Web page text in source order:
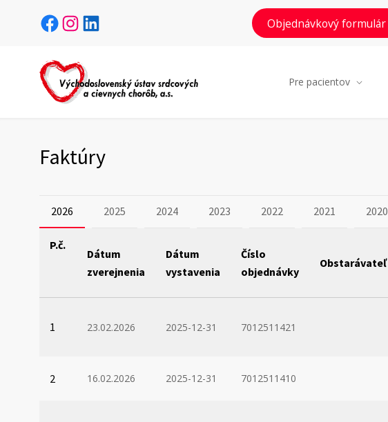
Facebook Instagram LinkedIn Objednávkový formulár
Pre pacientov
Faktúry
2026 2025 2024 2023 2022 2021 2020
P.č.
Dátum
zverejnenia
Dátum
vystavenia
Číslo
objednávky
Obstarávateľ
1 23.02.2026 2025-12-31 7012511421
2 16.02.2026 2025-12-31 7012511410